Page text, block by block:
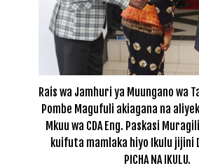
Rais wa Jamhuri ya Muungano wa
Pombe Magufuli akiagana na
Mkuu wa CDA Eng. Paskasi
kuifuta mamlaka hiyo Ikulu jijini
PICHA NA IKULU.